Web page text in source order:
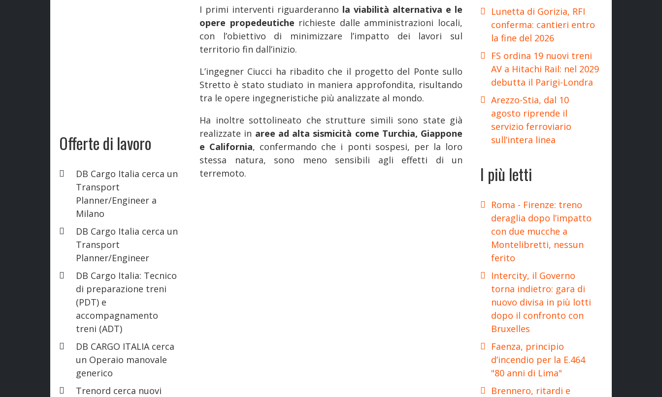
Offerte di lavoro
DB Cargo Italia cerca un
Transport
Planner/Engineer a
Milano
DB Cargo Italia cerca un
Transport
Planner/Engineer
DB Cargo Italia: Tecnico
di preparazione treni
(PDT) e
accompagnamento
treni (ADT)
DB CARGO ITALIA cerca
un Operaio manovale
generico
Trenord cerca nuovi
I primi interventi riguarderanno la viabilità alternativa e le
opere propedeutiche richieste dalle amministrazioni locali,
con l’obiettivo di minimizzare l’impatto dei lavori sul
territorio fin dall’inizio.
L’ingegner Ciucci ha ribadito che il progetto del Ponte sullo
Stretto è stato studiato in maniera approfondita, risultando
tra le opere ingegneristiche più analizzate al mondo.
Ha inoltre sottolineato che strutture simili sono state già
realizzate in aree ad alta sismicità come Turchia, Giappone
e California, confermando che i ponti sospesi, per la loro
stessa natura, sono meno sensibili agli effetti di un
terremoto.
Lunetta di Gorizia, RFI
conferma: cantieri entro
la fine del 2026
FS ordina 19 nuovi treni
AV a Hitachi Rail: nel 2029
debutta il Parigi-Londra
Arezzo-Stia, dal 10
agosto riprende il
servizio ferroviario
sull’intera linea
I più letti
Roma - Firenze: treno
deraglia dopo l’impatto
con due mucche a
Montelibretti, nessun
ferito
Intercity, il Governo
torna indietro: gara di
nuovo divisa in più lotti
dopo il confronto con
Bruxelles
Faenza, principio
d’incendio per la E.464
"80 anni di Lima"
Brennero, ritardi e